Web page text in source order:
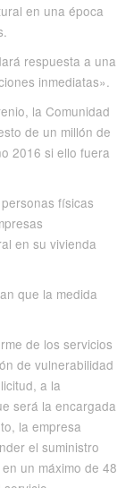
en una época
respuesta a una
inmediatas».
la Comunidad
de un millón de
2016 si ello fuera
físicas
en su vivienda
que la medida
de los servicios
de vulnerabilidad
a la
será la encargada
la empresa
el suministro
un máximo de 48